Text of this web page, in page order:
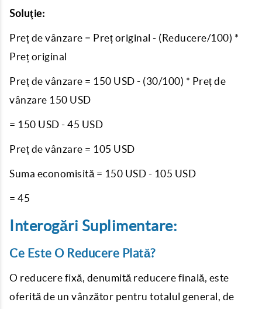
Soluţie:
Preț de vânzare = Preț original - (Reducere/100) *
Preț original
Preț de vânzare = 150 USD - (30/100) * Preț de
vânzare 150 USD
= 150 USD - 45 USD
Preț de vânzare = 105 USD
Suma economisită = 150 USD - 105 USD
= 45
Interogări Suplimentare:
Ce Este O Reducere Plată?
O reducere fixă, denumită reducere finală, este
oferită de un vânzător pentru totalul general, de